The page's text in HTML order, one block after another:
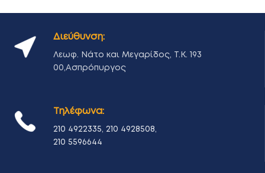
Διεύθυνση:
Λεωφ. Νάτο και Μεγαρίδος, Τ.Κ. 193
00,Ασπρόπυργος
Τηλέφωνα:
210 4922335, 210 4928508,
210 5596644